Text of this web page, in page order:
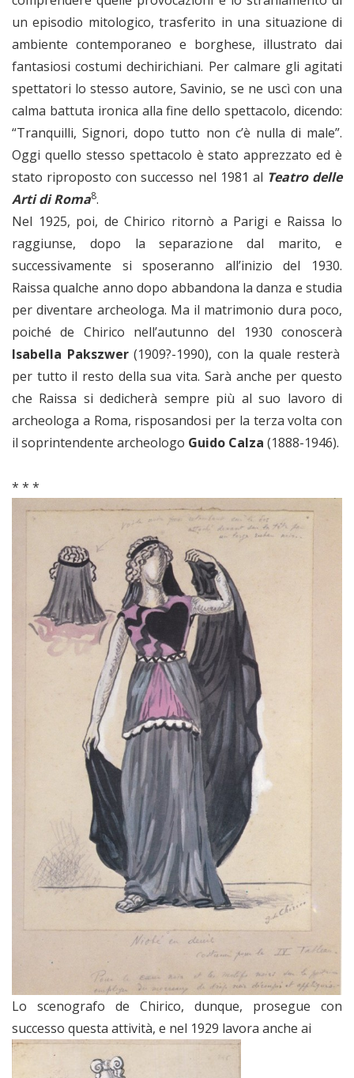
un episodio mitologico, trasferito in una situazione di
ambiente contemporaneo e borghese, illustrato dai
fantasiosi costumi dechirichiani. Per calmare gli agitati
spettatori lo stesso autore, Savinio, se ne uscì con una
calma battuta ironica alla fine dello spettacolo, dicendo:
“Tranquilli, Signori, dopo tutto non c’è nulla di male”.
Oggi quello stesso spettacolo è stato apprezzato ed è
stato riproposto con successo nel 1981 al Teatro delle
Arti di Roma8.
Nel 1925, poi, de Chirico ritornò a Parigi e Raissa lo
raggiunse, dopo la separazione dal marito, e
successivamente si sposeranno all’inizio del 1930.
Raissa qualche anno dopo abbandona la danza e studia
per diventare archeologa. Ma il matrimonio dura poco,
poiché de Chirico nell’autunno del 1930 conoscerà
Isabella Pakszwer(1909?-1990), con la quale resterà
per tutto il resto della sua vita. Sarà anche per questo
che Raissa si dedicherà sempre più al suo lavoro di
archeologa a Roma, risposandosi per la terza volta con
il soprintendente archeologo Guido Calza (1888-1946).
* * *
Lo scenografo de Chirico, dunque, prosegue con
successo questa attività, e nel 1929 lavora anche ai